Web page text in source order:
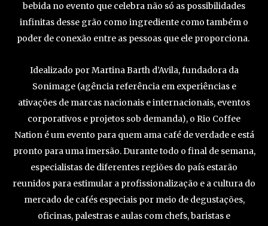
bebida no evento que celebra não só as possibilidades
infinitas desse grão como ingrediente como também o
poder de conexão entre as pessoas que ele proporciona.
Idealizado por Martina Barth d’Avila, fundadora da
Sonimage (agência referência em experiências e
ativações de marcas nacionais e internacionais, eventos
corporativos e projetos sob demanda), o Rio Coffee
Nation é um evento para quem ama café de verdade e está
pronto para uma imersão. Durante todo o final de semana,
especialistas de diferentes regiões do país estarão
reunidos para estimular a profissionalização e a cultura do
mercado de cafés especiais por meio de degustações,
oficinas, palestras e aulas com chefs, baristas e